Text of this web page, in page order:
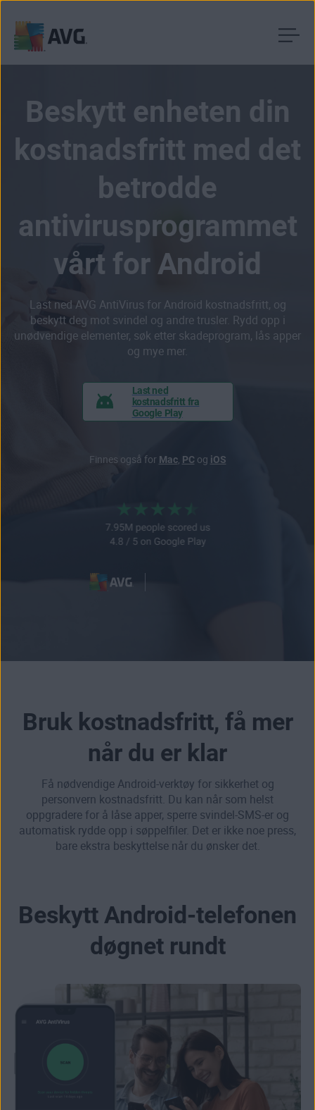
Beskytt enheten din
kostnadsfritt med det
betrodde
antivirusprogrammet
vårt for Android
Last ned AVG AntiVirus for Android kostnadsfritt, og
beskytt deg mot svindel og andre trusler. Rydd opp i
unødvendige elementer, søk etter skadeprogram, lås apper
og mye mer.
Last ned
kostnadsfritt fra
Google Play
Finnes også for Mac, PC og iOS
Bruk kostnadsfritt, få mer
når du er klar
Få nødvendige Android-verktøy for sikkerhet og
personvern kostnadsfritt. Du kan når som helst
oppgradere for å låse apper, sperre svindel-SMS-er og
automatisk rydde opp i søppelfiler. Det er ikke noe press,
bare ekstra beskyttelse når du ønsker det.
Beskytt Android-telefonen
døgnet rundt